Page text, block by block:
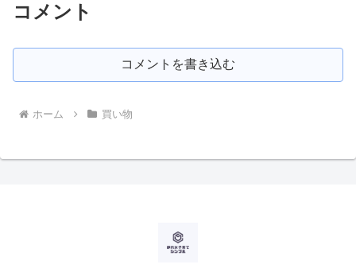
コメント
コメントを書き込む
ホーム 買い物